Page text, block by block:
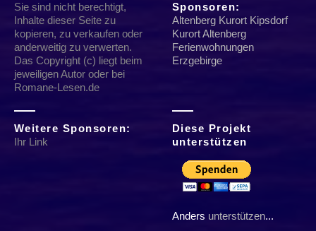
Sie sind nicht berechtigt,
Inhalte dieser Seite zu
kopieren, zu verkaufen oder
anderweitig zu verwerten.
Das Copyright (c) liegt beim
jeweiligen Autor oder bei
Romane-Lesen.de
Sponsoren:
Altenberg Kurort Kipsdorf
Kurort Altenberg
Ferienwohnungen
Erzgebirge
Weitere Sponsoren:
Ihr Link
Diese Projekt
unterstützen
Anders unterstützen...